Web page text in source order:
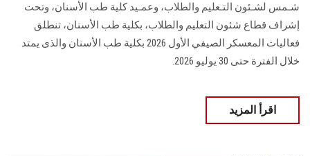
شـمس لشـئون التـعليم والطلاب، وعمـيد كلية طب الأسنان، وتحت
إشراف قطاع شئون التعليم والطلاب، بكلية طب الأسنان، تنطلق
فعاليات المعسكر الصيفي الأول 2026 بكلية طب الأسنان والذى يمتد
خلال الفترة حتى 30 يوليو 2026.
اقرأ المزيد